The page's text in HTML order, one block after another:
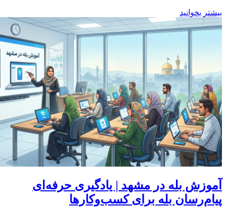
بیشتر بخوانید
آموزش بله در مشهد | یادگیری حرفه‌ای
پیام‌رسان بله برای کسب‌وکارها